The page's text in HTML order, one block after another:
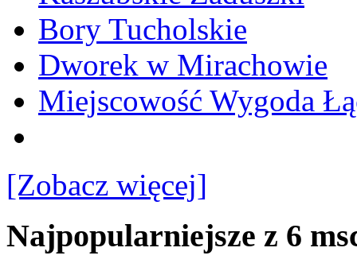
Bory Tucholskie
Dworek w Mirachowie
Miejscowość Wygoda
[Zobacz więcej]
Najpopularniejsze z 6